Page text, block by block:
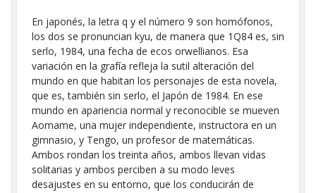
En japonés, la letra q y el número 9 son homófonos,
los dos se pronuncian kyu, de manera que 1Q84 es, sin
serlo, 1984, una fecha de ecos orwellianos. Esa
variación en la grafía refleja la sutil alteración del
mundo en que habitan los personajes de esta novela,
que es, también sin serlo, el Japón de 1984. En ese
mundo en apariencia normal y reconocible se mueven
Aomame, una mujer independiente, instructora en un
gimnasio, y Tengo, un profesor de matemáticas.
Ambos rondan los treinta años, ambos llevan vidas
solitarias y ambos perciben a su modo leves
desajustes en su entorno, que los conducirán de